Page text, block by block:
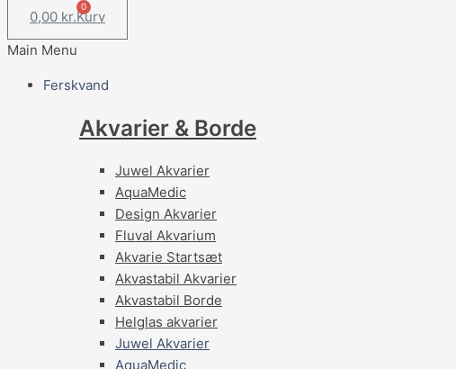
0,00 kr.
0
Kurv
Main Menu
Ferskvand
Akvarier & Borde
Juwel Akvarier
AquaMedic
Design Akvarier
Fluval Akvarium
Akvarie Startsæt
Akvastabil Akvarier
Akvastabil Borde
Helglas akvarier
Juwel Akvarier
AquaMedic